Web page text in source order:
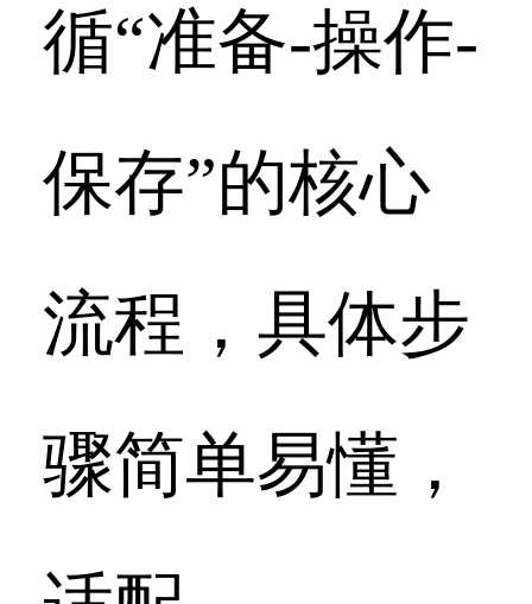
循“准备-操作-
保存”的核心
流程，具体步
骤简单易懂，